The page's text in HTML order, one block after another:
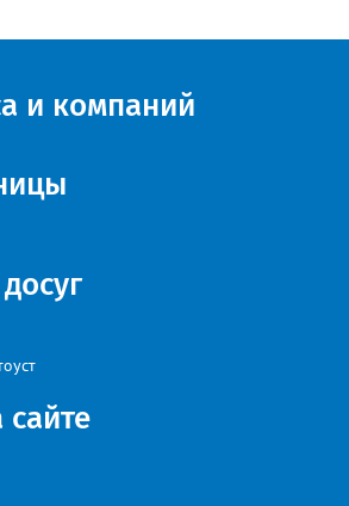
и компаний